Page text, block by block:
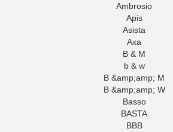
Ambrosio
Apis
Asista
Axa
B & M
b & w
B &amp;amp; M
B &amp;amp; W
Basso
BASTA
BBB